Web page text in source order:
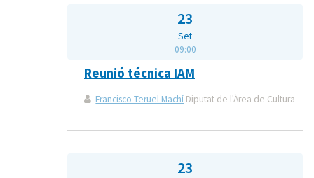
23
Set
09:00
Reunió técnica IAM
Francisco Teruel Machí Diputat de l'Àrea de Cultura
23